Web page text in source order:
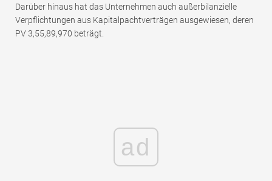
Darüber hinaus hat das Unternehmen auch außerbilanzielle
Verpflichtungen aus Kapitalpachtverträgen ausgewiesen, deren
PV 3,55,89,970 beträgt.
ad